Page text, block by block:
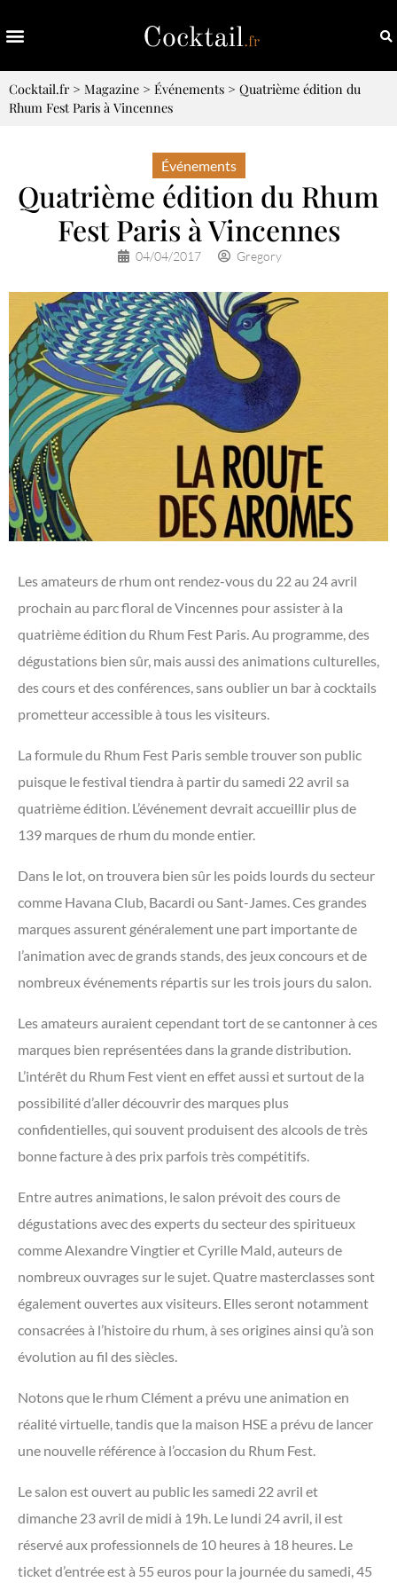
Cocktail.fr> Magazine > Événements > Quatrième édition du
Rhum Fest Paris à Vincennes
Événements
Quatrième édition du Rhum
Fest Paris à Vincennes
04/04/2017 Gregory
Les amateurs de rhum ont rendez-vous du 22 au 24 avril
prochain au parc floral de Vincennes pour assister à la
quatrième édition du Rhum Fest Paris. Au programme, des
dégustations bien sûr, mais aussi des animations culturelles,
des cours et des conférences, sans oublier un bar à cocktails
prometteur accessible à tous les visiteurs.
La formule du Rhum Fest Paris semble trouver son public
puisque le festival tiendra à partir du samedi 22 avril sa
quatrième édition. L’événement devrait accueillir plus de
139 marques de rhum du monde entier.
Dans le lot, on trouvera bien sûr les poids lourds du secteur
comme Havana Club, Bacardi ou Sant-James. Ces grandes
marques assurent généralement une part importante de
l’animation avec de grands stands, des jeux concours et de
nombreux événements répartis sur les trois jours du salon.
Les amateurs auraient cependant tort de se cantonner à ces
marques bien représentées dans la grande distribution.
L’intérêt du Rhum Fest vient en effet aussi et surtout de la
possibilité d’aller découvrir des marques plus
confidentielles, qui souvent produisent des alcools de très
bonne facture à des prix parfois très compétitifs.
Entre autres animations, le salon prévoit des cours de
dégustations avec des experts du secteur des spiritueux
comme Alexandre Vingtier et Cyrille Mald, auteurs de
nombreux ouvrages sur le sujet. Quatre masterclasses sont
également ouvertes aux visiteurs. Elles seront notamment
consacrées à l’histoire du rhum, à ses origines ainsi qu’à son
évolution au fil des siècles.
Notons que le rhum Clément a prévu une animation en
réalité virtuelle, tandis que la maison HSE a prévu de lancer
une nouvelle référence à l’occasion du Rhum Fest.
Le salon est ouvert au public les samedi 22 avril et
dimanche 23 avril de midi à 19h. Le lundi 24 avril, il est
réservé aux professionnels de 10 heures à 18 heures. Le
ticket d’entrée est à 55 euros pour la journée du samedi, 45